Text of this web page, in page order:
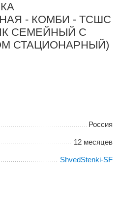
- КОМБИ - ТСШС
СЕМЕЙНЫЙ С
СТАЦИОНАРНЫЙ)
Россия
12 месяцев
ShvedStenki-SF